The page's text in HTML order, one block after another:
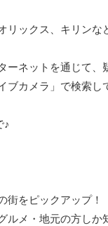
リックス、キリンな
ーネットを通じて、
ブカメラ」で検索し
♪
街をピックアップ！
ルメ・地元の方しか